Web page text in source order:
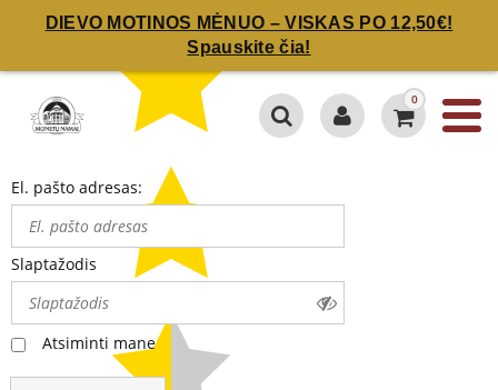
DIEVO MOTINOS MĖNUO – VISKAS PO 12,50€!
Spauskite čia!
0
El. pašto adresas:
Slaptažodis
Atsiminti mane